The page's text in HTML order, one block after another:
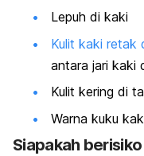
Lepuh di kaki
Kulit kaki retak
antara jari kaki
Kulit kering di
Warna kuku
Siapakah